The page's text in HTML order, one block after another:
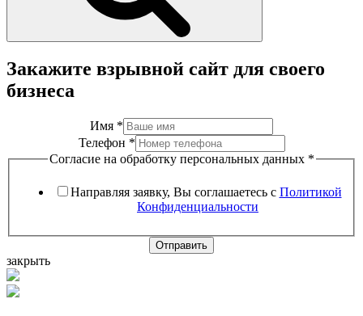
Закажите взрывной сайт для своего
бизнеса
Имя *
Телефон *
Согласие на обработку персональных данных *
Направляя заявку, Вы соглашаетесь с Политикой
Конфиденциальности
Отправить
закрыть